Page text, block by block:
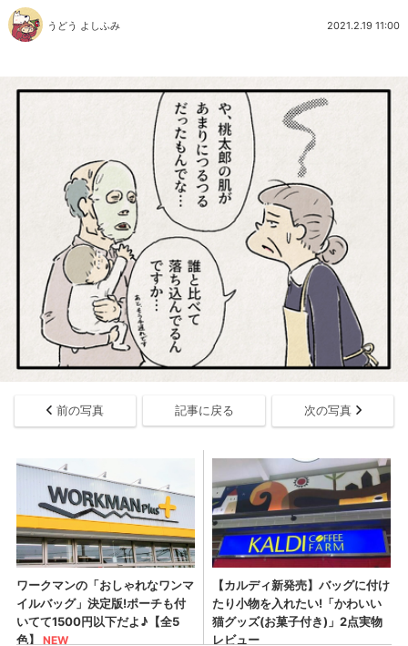
うどう よしふみ 2021.2.19 11:00
前の写真 記事に戻る 次の写真